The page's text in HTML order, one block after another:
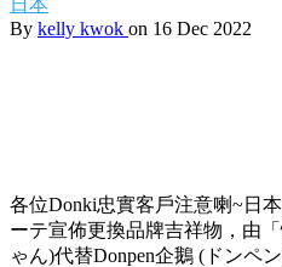
日本
By kelly kwok on 16 Dec 2022
各位Donki忠實客戶注意喇~日
ーテ宣佈更換品牌吉祥物，由
ゃん)代替Donpen企鵝 (ドンペン